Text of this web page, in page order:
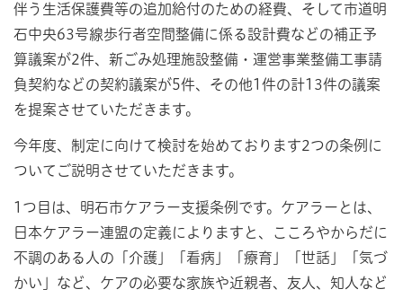
伴う生活保護費等の追加給付のための経費、そして市道明
石中央63号線歩行者空間整備に係る設計費などの補正予
算議案が2件、新ごみ処理施設整備・運営事業整備工事請
負契約などの契約議案が5件、その他1件の計13件の議案
を提案させていただきます。
今年度、制定に向けて検討を始めております2つの条例に
ついてご説明させていただきます。
1つ目は、明石市ケアラー支援条例です。ケアラーとは、
日本ケアラー連盟の定義によりますと、こころやからだに
不調のある人の「介護」「看病」「療育」「世話」「気づ
かい」など、ケアの必要な家族や近親者、友人、知人など